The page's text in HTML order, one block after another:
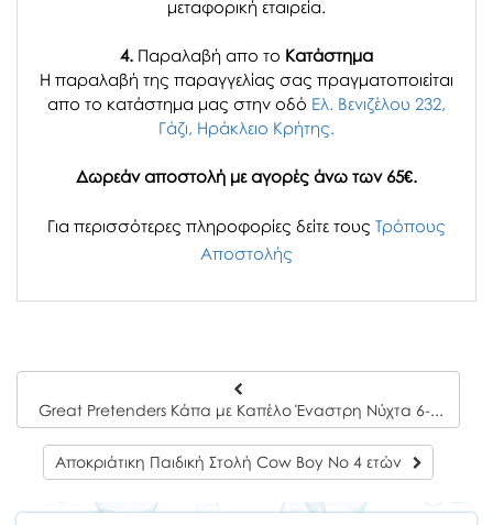
μεταφορική εταιρεία.
4. Παραλαβή απο το Κατάστημα
H παραλαβή της παραγγελίας σας πραγματοποιείται
απο το κατάστημα μας στην οδό Ελ. Βενιζέλου 232,
Γάζι, Ηράκλειο Κρήτης.
Δωρεάν αποστολή με αγορές άνω των 65€.
Για περισσότερες πληροφορίες δείτε τους Τρόπους
Αποστολής
Great Pretenders Κάπα με Kαπέλο Έναστρη Νύχτα 6-8 ετών
Αποκριάτικη Παιδική Στολή Cow Boy Νο 4 ετών